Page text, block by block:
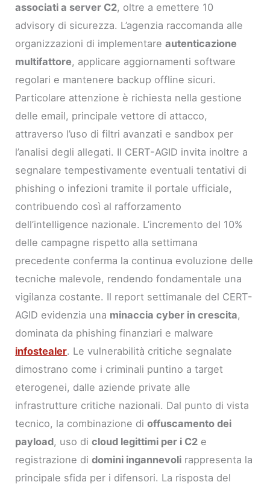
associati a server C2, oltre a emettere 10
advisory di sicurezza. L’agenzia raccomanda alle
organizzazioni di implementareautenticazione
multifattore, applicare aggiornamenti software
regolari e mantenere backup offline sicuri.
Particolare attenzione è richiesta nella gestione
delle email, principale vettore di attacco,
attraverso l’uso di filtri avanzati e sandbox per
l’analisi degli allegati. Il CERT-AGID invita inoltre a
segnalare tempestivamente eventuali tentativi di
phishing o infezioni tramite il portale ufficiale,
contribuendo così al rafforzamento
dell’intelligence nazionale. L’incremento del 10%
delle campagne rispetto alla settimana
precedente conferma la continua evoluzione delle
tecniche malevole, rendendo fondamentale una
vigilanza costante. Il report settimanale del CERT-
AGID evidenzia una minaccia cyber in crescita,
dominata da phishing finanziari e malware
infostealer. Le vulnerabilità critiche segnalate
dimostrano come i criminali puntino a target
eterogenei, dalle aziende private alle
infrastrutture critiche nazionali. Dal punto di vista
tecnico, la combinazione dioffuscamento dei
payload, uso dicloud legittimi per i C2 e
registrazione didomini ingannevoli rappresenta la
principale sfida per i difensori. La risposta del